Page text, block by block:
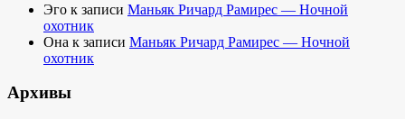
Эго к записи Маньяк Ричард Рамирес — Ночной
охотник
Она к записи Маньяк Ричард Рамирес — Ночной
охотник
Архивы